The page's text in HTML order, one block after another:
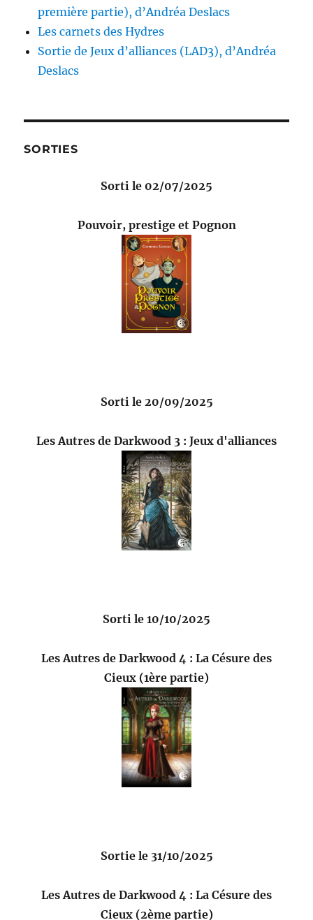
première partie), d’Andréa Deslacs
Les carnets des Hydres
Sortie de Jeux d’alliances (LAD3), d’Andréa
Deslacs
SORTIES
Sorti le 02/07/2025
Pouvoir, prestige et Pognon
Sorti le 20/09/2025
Les Autres de Darkwood 3 : Jeux d'alliances
Sorti le 10/10/2025
Les Autres de Darkwood 4 : La Césure des
Cieux (1ère partie)
Sortie le 31/10/2025
Les Autres de Darkwood 4 : La Césure des
Cieux (2ème partie)